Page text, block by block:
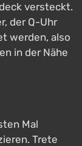
versteckt.
der Q-Uhr
werden, also
in der Nähe
Mal
Trete